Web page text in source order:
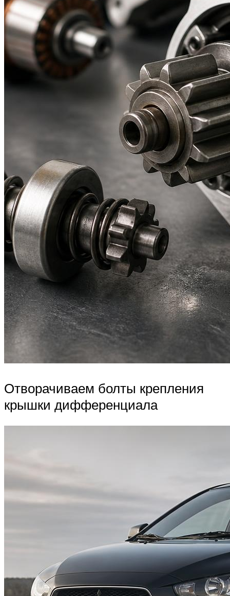
Отворачиваем болты крепления
крышки дифференциала